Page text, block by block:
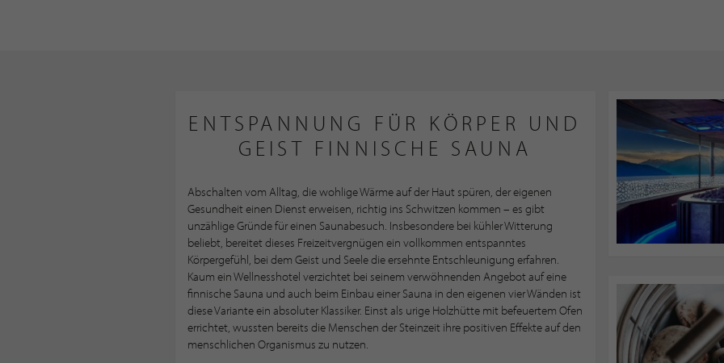
ENTSPANNUNG FÜR KÖRPER UND
GEIST FINNISCHE SAUNA
Abschalten vom Alltag, die wohlige Wärme auf der Haut spüren, der eigenen
Gesundheit einen Dienst erweisen, richtig ins Schwitzen kommen – es gibt
unzählige Gründe für einen Saunabesuch. Insbesondere bei kühler Witterung
beliebt, bereitet dieses Freizeitvergnügen ein vollkommen entspanntes
Körpergefühl, bei dem Geist und Seele die ersehnte Entschleunigung erfahren.
Kaum ein Wellnesshotel verzichtet bei seinem verwöhnenden Angebot auf eine
finnische Sauna und auch beim Einbau einer Sauna in den eigenen vier Wänden ist
diese Variante ein absoluter Klassiker. Einst als urige Holzhütte mit befeuertem Ofen
errichtet, wussten bereits die Menschen der Steinzeit ihre positiven Effekte auf den
menschlichen Organismus zu nutzen.